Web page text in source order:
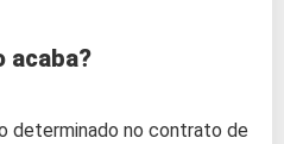
acaba?
determinado no contrato de